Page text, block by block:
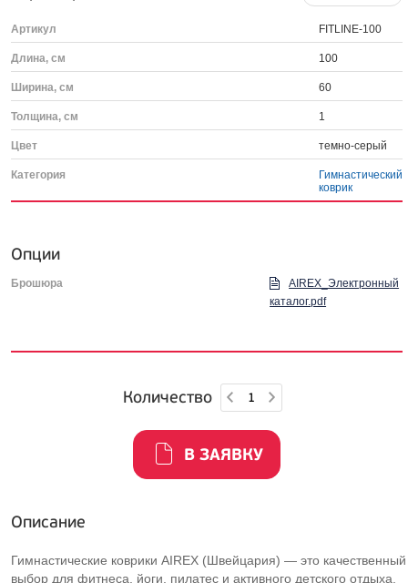
Артикул FITLINE-100
Длина, см 100
Ширина, см 60
Толщина, см 1
Цвет темно-серый
Категория
Гимнастический
коврик
Опции
Брошюра
AIREX_Электронный
каталог.pdf
Количество
В ЗАЯВКУ
Описание
Гимнастические коврики AIREX (Швейцария) — это качественный
выбор для фитнеса, йоги, пилатес и активного детского отдыха.